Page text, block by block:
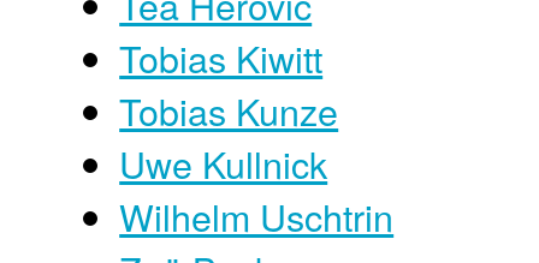
Tobias Kiwitt
Tobias Kunze
Uwe Kullnick
Wilhelm Uschtrin